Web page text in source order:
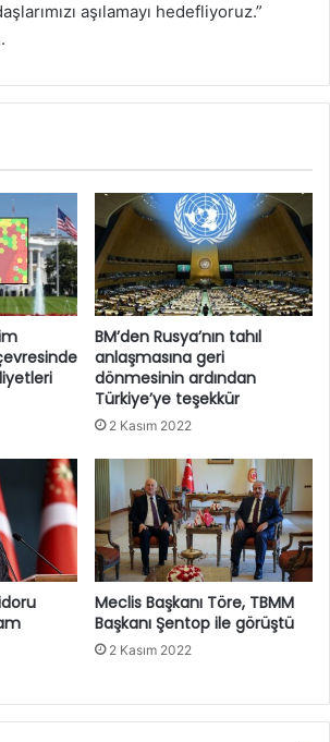
aşılamayı hedefliyoruz.”
BM’den Rusya’nın tahıl
anlaşmasına geri
dönmesinin ardından
Türkiye’ye teşekkür
2 Kasım 2022
Meclis Başkanı Töre, TBMM
Başkanı Şentop ile görüştü
2 Kasım 2022